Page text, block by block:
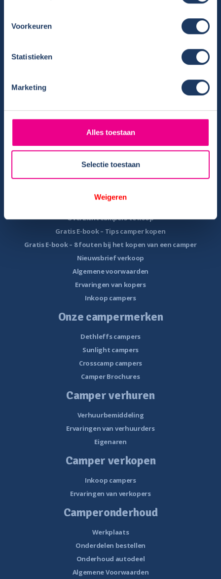
Voorkeuren
Statistieken
Marketing
Alles toestaan
Selectie toestaan
Weigeren
Ervaringen van huurders
Reisinformatie
Veelgestelde vragen
Veel voorkomende storingen onderweg
Camper te koop
Overzicht campers te koop
Gratis E-book – Tips camper kopen
Gratis E-book – 8 fouten bij het kopen van een camper
Nieuwsbrief verkoop
Algemene voorwaarden
Ervaringen van kopers
Inkoop campers
Onze campermerken
Dethleffs campers
Sunlight campers
Crosscamp campers
Camper Brochures
Camper verhuren
Verhuurbemiddeling
Ervaringen van verhuurders
Eigenaren
Camper verkopen
Inkoop campers
Ervaringen van verkopers
Camperonderhoud
Werkplaats
Onderdelen bestellen
Onderhoud autodeel
Algemene Voorwaarden